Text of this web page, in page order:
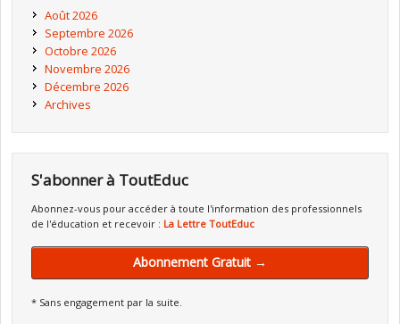
Août 2026
Septembre 2026
Octobre 2026
Novembre 2026
Décembre 2026
Archives
S'abonner à ToutEduc
Abonnez-vous pour accéder à toute l'information des professionnels
de l'éducation et recevoir : La Lettre ToutEduc
Abonnement Gratuit →
* Sans engagement par la suite.